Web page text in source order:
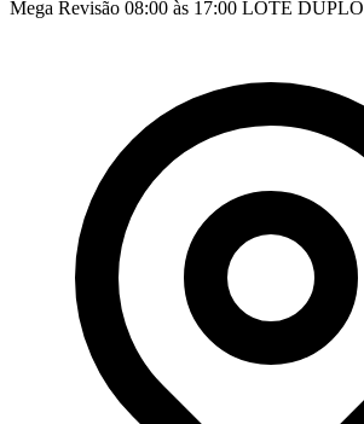
Mega Revisão 08:00 às 17:00 LOTE DUPLO